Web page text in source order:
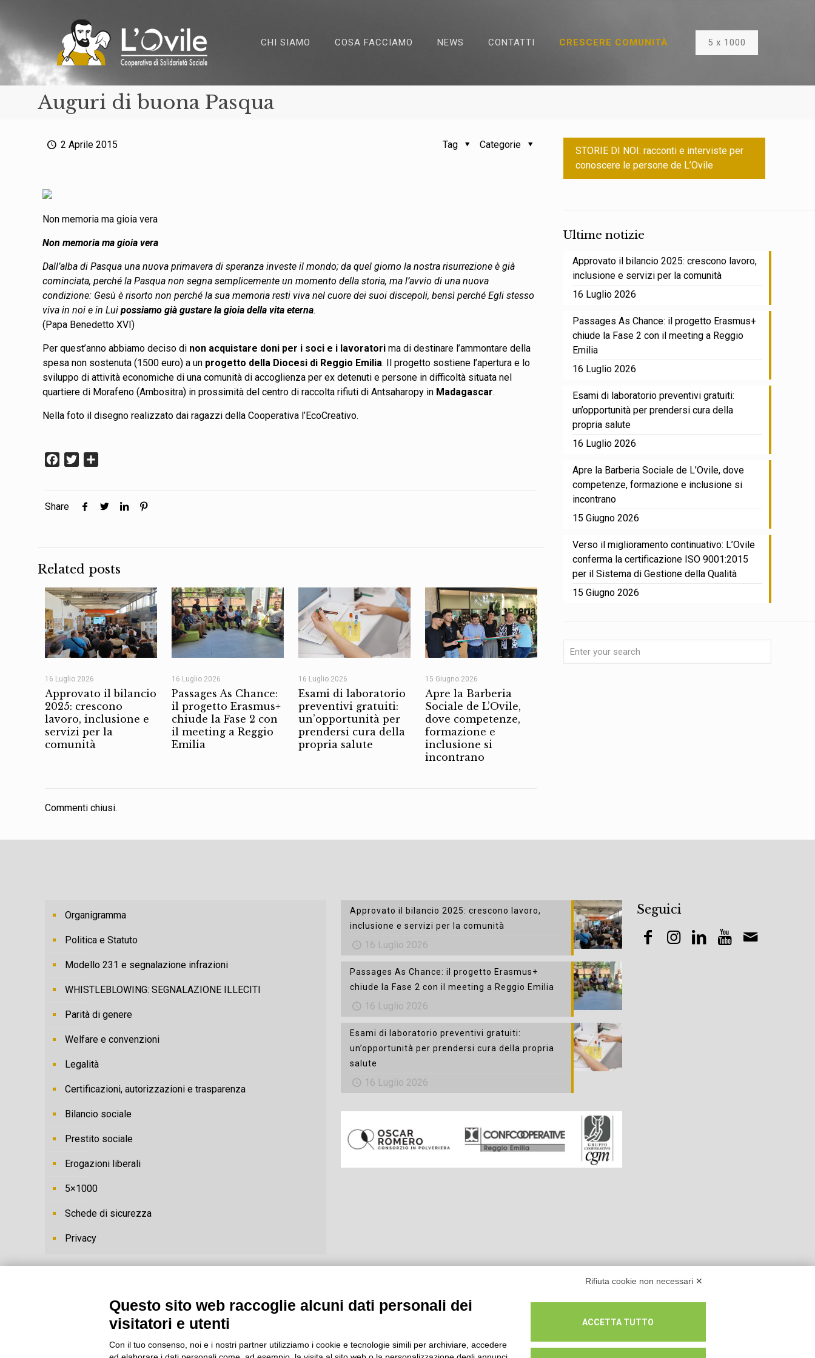
CHI SIAMO COSA FACCIAMO NEWS CONTATTI CRESCERE COMUNITÀ 5 x 1000
Auguri di buona Pasqua
2 Aprile 2015 Categorie
Tag
Non memoria ma gioia vera
Non memoria ma gioia vera
Dall’alba di Pasqua una nuova primavera di speranza investe il mondo; da quel giorno la nostra risurrezione è già
cominciata, perché la Pasqua non segna semplicemente un momento della storia, ma l’avvio di una nuova
condizione: Gesù è risorto non perché la sua memoria resti viva nel cuore dei suoi discepoli, bensì perché Egli stesso
viva in noi e in Luipossiamo già gustare la gioia della vita eterna.
(Papa Benedetto XVI)
Per quest’anno abbiamo deciso di non acquistare doni per i soci e i lavoratori ma di destinare l’ammontare della
spesa non sostenuta (1500 euro) a un progetto della Diocesi di Reggio Emilia. Il progetto sostiene l’apertura e lo
sviluppo di attività economiche di una comunità di accoglienza per ex detenuti e persone in difficoltà situata nel
quartiere di Morafeno (Ambositra) in prossimità del centro di raccolta rifiuti di Antsaharopy in Madagascar.
Nella foto il disegno realizzato dai ragazzi della Cooperativa l’EcoCreativo.
Facebook
Twitter
Share
Related posts
16 Luglio 2026
Approvato il bilancio
2025: crescono
lavoro, inclusione e
servizi per la
comunità
16 Luglio 2026
Passages As Chance:
il progetto Erasmus+
chiude la Fase 2 con
il meeting a Reggio
Emilia
16 Luglio 2026
Esami di laboratorio
preventivi gratuiti:
un’opportunità per
prendersi cura della
propria salute
15 Giugno 2026
Apre la Barberia
Sociale de L’Ovile,
dove competenze,
formazione e
inclusione si
incontrano
Commenti chiusi.
STORIE DI NOI: racconti e interviste per
conoscere le persone de L’Ovile
Ultime notizie
Approvato il bilancio 2025: crescono lavoro,
inclusione e servizi per la comunità
16 Luglio 2026
Passages As Chance: il progetto Erasmus+
chiude la Fase 2 con il meeting a Reggio
Emilia
16 Luglio 2026
Esami di laboratorio preventivi gratuiti:
un’opportunità per prendersi cura della
propria salute
16 Luglio 2026
Apre la Barberia Sociale de L’Ovile, dove
competenze, formazione e inclusione si
incontrano
15 Giugno 2026
Verso il miglioramento continuativo: L’Ovile
conferma la certificazione ISO 9001:2015
per il Sistema di Gestione della Qualità
15 Giugno 2026
Organigramma
Politica e Statuto
Modello 231 e segnalazione infrazioni
WHISTLEBLOWING: SEGNALAZIONE ILLECITI
Parità di genere
Welfare e convenzioni
Legalità
Certificazioni, autorizzazioni e trasparenza
Bilancio sociale
Prestito sociale
Erogazioni liberali
5×1000
Schede di sicurezza
Privacy
Approvato il bilancio 2025: crescono lavoro,
inclusione e servizi per la comunità
16 Luglio 2026
Passages As Chance: il progetto Erasmus+
chiude la Fase 2 con il meeting a Reggio Emilia
16 Luglio 2026
Esami di laboratorio preventivi gratuiti:
un’opportunità per prendersi cura della propria
salute
16 Luglio 2026
Seguici
Rifiuta cookie non necessari ✕
Questo sito web raccoglie alcuni dati personali dei
visitatori e utenti
Con il tuo consenso, noi e i nostri partner utilizziamo i cookie e tecnologie simili per archiviare, accedere
ACCETTA TUTTO